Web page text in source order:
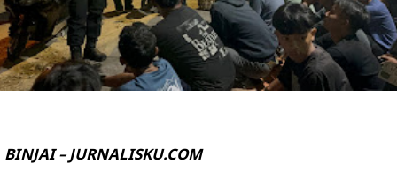
BINJAI – JURNALISKU.COM